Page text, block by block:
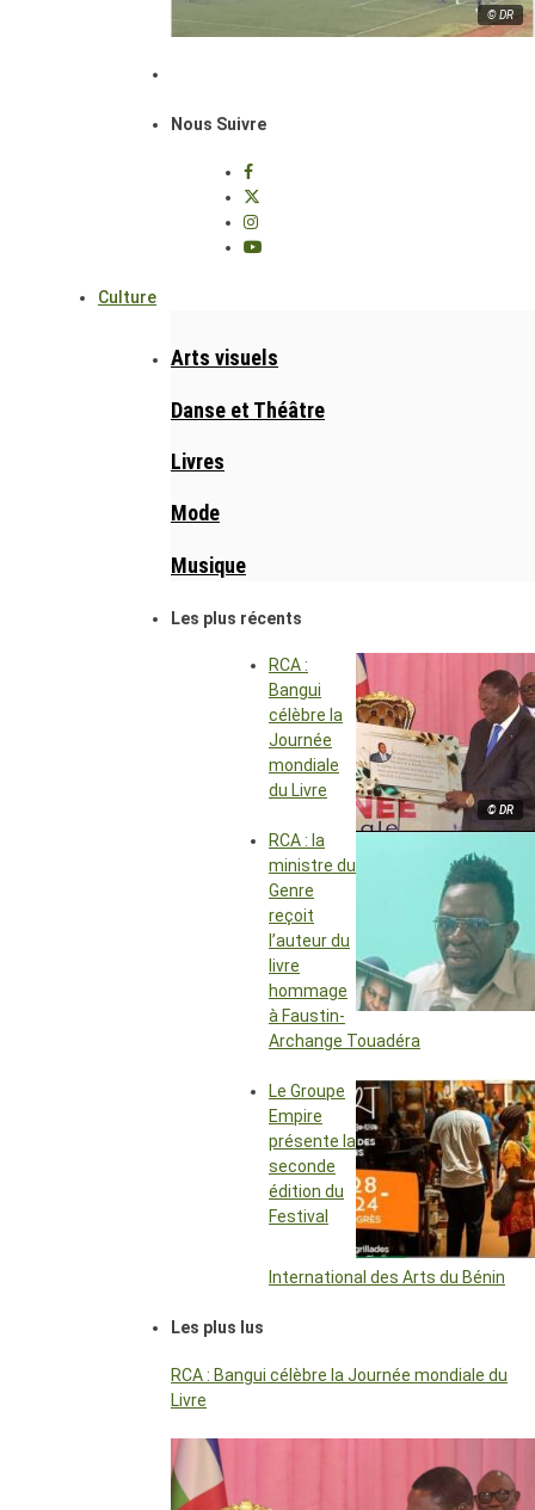
© DR
Nous Suivre
Culture
Arts visuels
Danse et Théâtre
Livres
Mode
Musique
Les plus récents
© DR
RCA :
Bangui
célèbre la
Journée
mondiale
du Livre
RCA : la
ministre du
Genre
reçoit
l’auteur du
livre
hommage
à Faustin-
Archange Touadéra
Le Groupe
Empire
présente la
seconde
édition du
Festival
International des Arts du Bénin
Les plus lus
RCA : Bangui célèbre la Journée mondiale du
Livre